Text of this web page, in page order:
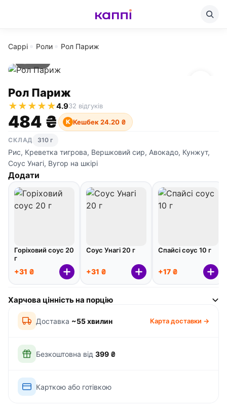
Cappi Роли Рол Париж
Рол Париж
★★★★★4.932 відгуків
484 ₴ К Кешбек 24.20 ₴
СКЛАД 310 г
Рис, Креветка тигрова, Вершковий сир, Авокадо, Кунжут,
Соус Унагі, Вугор на шкірі
Додати
Горіховий соус 20
г
+31 ₴
Соус Унагі 20 г
+31 ₴
Спайсі соус 10 г
+17 ₴
Харчова цінність на порцію
Доставка ~55 хвилин Карта доставки →
Безкоштовна від 399 ₴
Карткою або готівкою